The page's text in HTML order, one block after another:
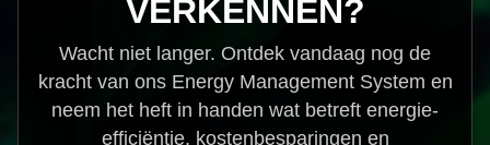
VERKENNEN?
Wacht niet langer. Ontdek vandaag nog de
kracht van ons Energy Management System en
neem het heft in handen wat betreft energie-
efficiëntie, kostenbesparingen en